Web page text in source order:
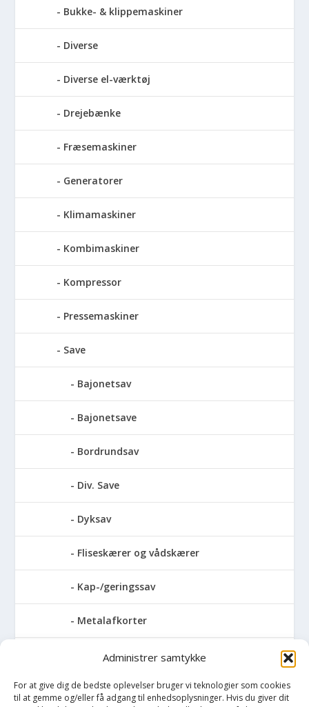
Administrer samtykke
For at give dig de bedste oplevelser bruger vi teknologier som cookies
til at gemme og/eller få adgang til enhedsoplysninger. Hvis du giver dit
Bukke- & klippemaskiner
Diverse
Diverse el-værktøj
Drejebænke
Fræsemaskiner
Generatorer
Klimamaskiner
Kombimaskiner
Kompressor
Pressemaskiner
Save
Bajonetsav
Bajonetsave
Bordrundsav
Div. Save
Dyksav
Fliseskærer og vådskærer
Kap-/geringssav
Metalafkorter
Rundsav
Stationære rundsave